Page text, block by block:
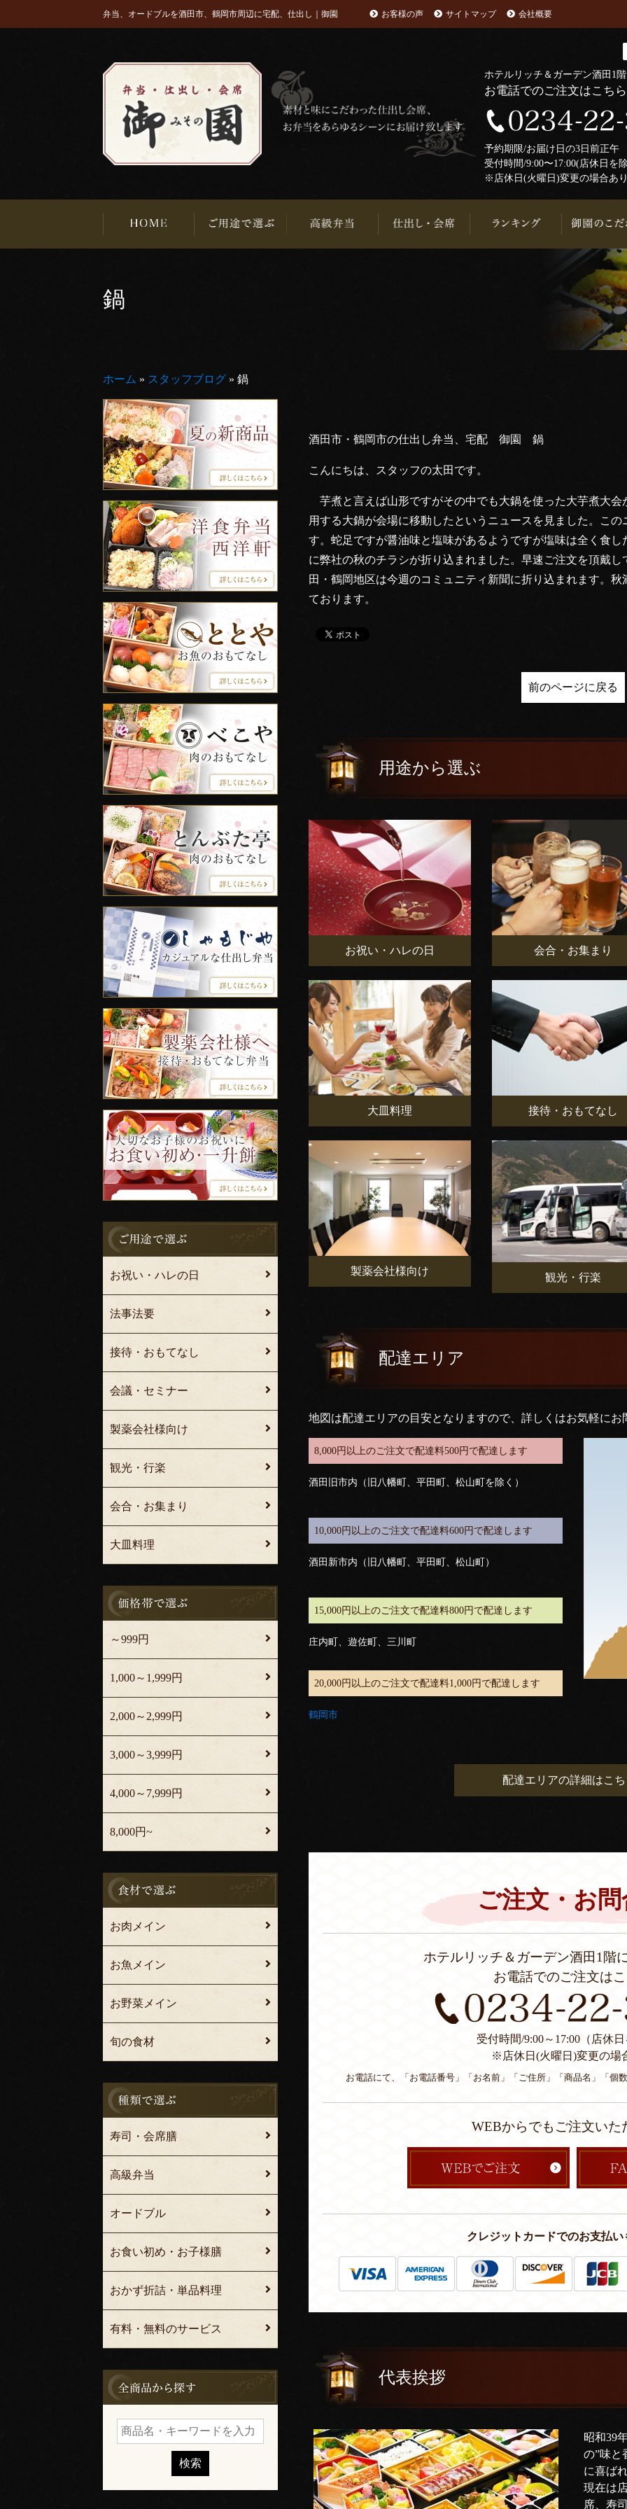
弁当、オードブルを酒田市、鶴岡市周辺に宅配、仕出し｜御園 お客様の声 サイトマップ 会社概要
ホテルリッチ＆ガーデン酒田1
お電話でのご注文はこち
予約期限/お届け日の3日前正
受付時間/9:00〜17:00(店休日を
※店休日(火曜日)変更の場合あ
鍋
ホーム » スタッフブログ » 鍋
酒田市・鶴岡市の仕出し弁当、宅配 御園 鍋
こんにちは、スタッフの太田です。
芋煮と言えば山形ですがその中でも大鍋を使った大芋煮大会
用する大鍋が会場に移動したというニュースを見ました。こ
す。蛇足ですが醤油味と塩味があるようですが塩味は全く食
に弊社の秋のチラシが折り込まれました。早速ご注文を頂戴
田・鶴岡地区は今週のコミュニティ新聞に折り込まれます。
ております。
前のページに戻る
用途から選ぶ
お祝い・ハレの日 会合・お集まり
大皿料理 接待・おもてなし
製薬会社様向け
観光・行楽
配達エリア
地図は配達エリアの目安となりますので、詳しくはお気軽にお
8,000円以上のご注文で配達料500円で配達します
酒田旧市内（旧八幡町、平田町、松山町を除く）
10,000円以上のご注文で配達料600円で配達します
酒田新市内（旧八幡町、平田町、松山町）
15,000円以上のご注文で配達料800円で配達します
庄内町、遊佐町、三川町
20,000円以上のご注文で配達料1,000円で配達します
鶴岡市
配達エリアの詳細はこ
ご注文・お問
ホテルリッチ＆ガーデン酒田1階
お電話でのご注文は
受付時間/9:00～17:00（店休
※店休日(火曜日)変更の場
お電話にて、「お電話番号」「お名前」「ご住所」「商品名」「個
WEBからでもご注文いた
クレジットカードでのお支払い
代表挨拶
昭和39
の”味と
に喜ば
現在は
席、寿
お祝い・ハレの日
法事法要
接待・おもてなし
会議・セミナー
製薬会社様向け
観光・行楽
会合・お集まり
大皿料理
～999円
1,000～1,999円
2,000～2,999円
3,000～3,999円
4,000～7,999円
8,000円~
お肉メイン
お魚メイン
お野菜メイン
旬の食材
寿司・会席膳
高級弁当
オードブル
お食い初め・お子様膳
おかず折詰・単品料理
有料・無料のサービス